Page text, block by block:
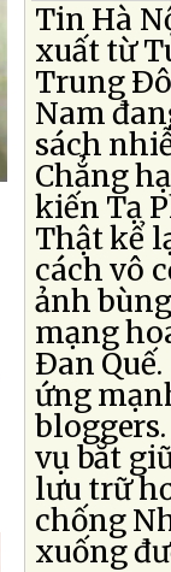
Tin Hà
xuất từ
Trung
Nam
sách
Chẳng
kiến Tạ
Thật kể
cách vô
ảnh
mạng
Ðan
ứng
vụ bắt
lưu trữ
chống
xuống